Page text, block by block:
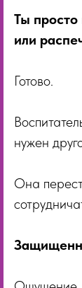
Ты
или
Готово.
нужен
Она